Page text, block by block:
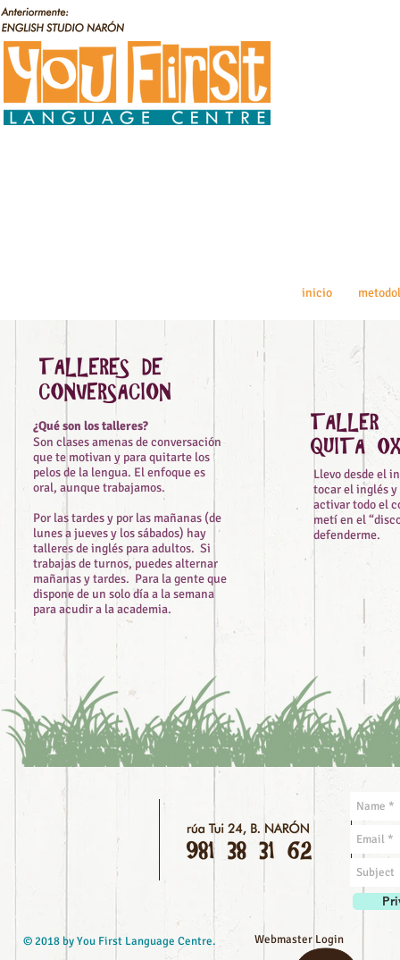
inicio
¿Qué son los talleres?
Son clases amenas de conversación
que te motivan y para quitarte los
pelos de la lengua. El enfoque es
oral, aunque trabajamos.
Por las tardes y por las mañanas (de
lunes a jueves y los sábados) hay
talleres de inglés para adultos. Si
trabajas de turnos, puedes alternar
mañanas y tardes. Para la gente que
dispone de un solo día a la semana
para acudir a la academia.
Llevo desde el
tocar el inglés y
activar todo el
metí en el
defenderme.
© 2018 by You First Language Centre. Webmaster Login